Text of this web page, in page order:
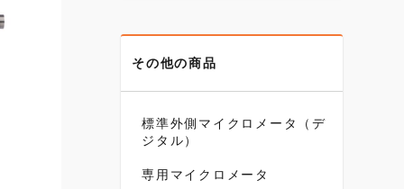
その他の商品
標準外側マイクロメータ（デ
ジタル）
専用マイクロメータ